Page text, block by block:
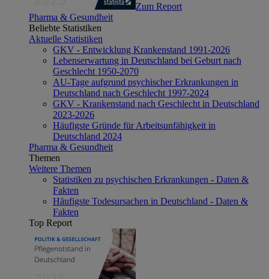
Zum Report
Pharma & Gesundheit
Beliebte Statistiken
Aktuelle Statistiken
GKV - Entwicklung Krankenstand 1991-2026
Lebenserwartung in Deutschland bei Geburt nach
Geschlecht 1950-2070
AU-Tage aufgrund psychischer Erkrankungen in
Deutschland nach Geschlecht 1997-2024
GKV - Krankenstand nach Geschlecht in Deutschland
2023-2026
Häufigste Gründe für Arbeitsunfähigkeit in
Deutschland 2024
Pharma & Gesundheit
Themen
Weitere Themen
Statistiken zu psychischen Erkrankungen - Daten &
Fakten
Häufigste Todesursachen in Deutschland - Daten &
Fakten
Top Report